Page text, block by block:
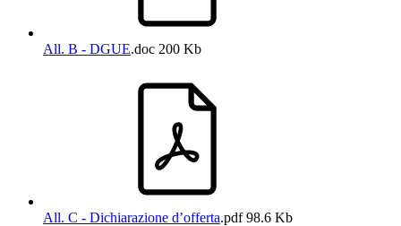
All. B - DGUE.doc 200 Kb
All. C - Dichiarazione d’offerta.pdf98.6 Kb